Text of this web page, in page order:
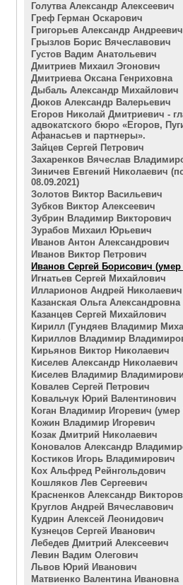
Голутва Александр Алексеевич
Греф Герман Оскарович
Григорьев Александр Андреевич
Грызлов Борис Вячеславович
Густов Вадим Анатольевич
Дмитриев Михаил Эгонович
Дмитриева Оксана Генриховна
Дыбаль Александр Михайлович
Дюков Александр Валерьевич
Егоров Николай Дмитриевич -
адвокатского бюро «Егоров,
Афанасьев и партнеры».
Зайцев Сергей Петрович
Захаренков Вячеслав
Зиничев Евгений Николаевич
08.09.2021)
Золотов Виктор Васильевич
Зубков Виктор Алексеевич
Зубрин Владимир Викторович
Зурабов Михаил Юрьевич
Иванов Антон Александрович
Иванов Виктор Петрович
Иванов Сергей Борисович (умер
Игнатьев Сергей Михайлович
Илларионов Андрей Николаевич
Казанская Ольга Александровна
Казанцев Сергей Михайлович
Кирилл (Гундяев Владимир
Кириллов Владимир
Кирьянов Виктор Николаевич
Киселев Александр Николаевич
Киселев Владимир
Ковалев Сергей Петрович
Ковальчук Юрий Валентинович
Коган Владимир Игоревич (умер
Кожин Владимир Игоревич
Козак Дмитрий Николаевич
Коновалов Александр
Костиков Игорь Владимирович
Кох Альфред Рейнгольдович
Кошляков Лев Сергеевич
Красненков Александр
Круглов Андрей Вячеславович
Кудрин Алексей Леонидович
Кузнецов Сергей Иванович
Лебедев Дмитрий Алексеевич
Левин Вадим Олегович
Львов Юрий Иванович
Матвиенко Валентина Ивановна